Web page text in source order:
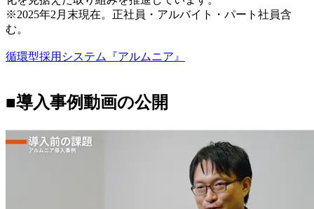
※2025年2月末現在。正社員・アルバイト・パート社員含
む。
循環型採用システム『アルムニア』
■導入事例動画の公開